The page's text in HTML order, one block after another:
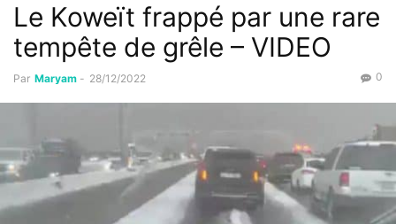
Le Koweït frappé par une rare
tempête de grêle – VIDEO
Par Maryam - 28/12/2022 0